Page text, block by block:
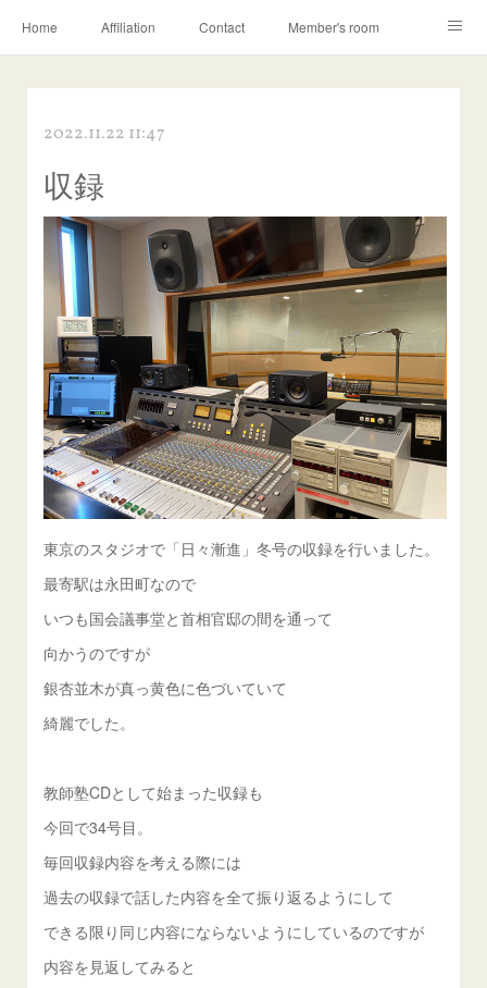
Home Affiliation Contact Member's room
2022.11.22 11:47
収録
東京のスタジオで「日々漸進」冬号の収録を行いました。
最寄駅は永田町なので
いつも国会議事堂と首相官邸の間を通って
向かうのですが
銀杏並木が真っ黄色に色づいていて
綺麗でした。
教師塾CDとして始まった収録も
今回で34号目。
毎回収録内容を考える際には
過去の収録で話した内容を全て振り返るようにして
できる限り同じ内容にならないようにしているのですが
内容を見返してみると